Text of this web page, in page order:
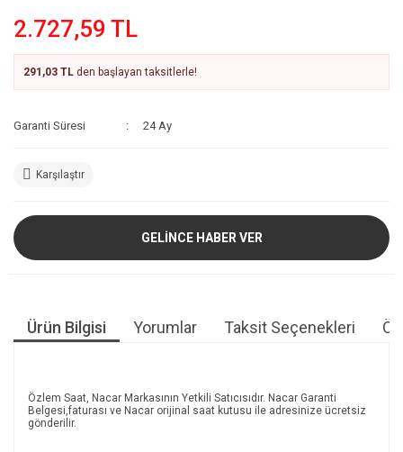
2.727,59 TL
291,03 TL den başlayan taksitlerle!
Garanti Süresi 24 Ay
Karşılaştır
GELİNCE HABER VER
Ürün Bilgisi Yorumlar Taksit Seçenekleri
Özlem Saat, Nacar Markasının Yetkili Satıcısıdır. Nacar Garanti
Belgesi,faturası ve Nacar orijinal saat kutusu ile adresinize ücretsiz
gönderilir.